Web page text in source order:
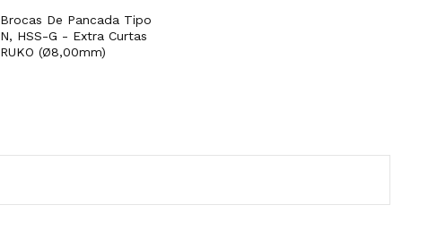
Brocas De Pancada Tipo
N, HSS-G - Extra Curtas
RUKO (Ø8,00mm)